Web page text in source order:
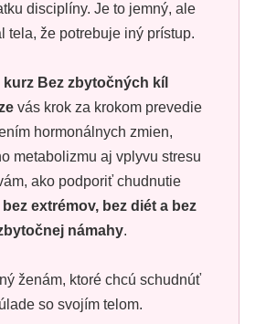
disciplíny. Je to jemný, ale
tela, že potrebuje iný prístup.
kurz Bez zbytočných kíl
vás krok za krokom prevedie
hormonálnych zmien,
metabolizmu aj vplyvu stresu
ako podporiť chudnutie
bez extrémov, bez diét a bez
námahy.
ženám, ktoré chcú schudnúť
so svojím telom.